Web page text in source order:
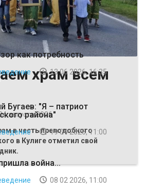
храм всем
августа 2026
в честь преподобного
в Кулиге отметил свой
как потребность
13 06 2026, 16:35
Бугаев: "Я – патриот
района"
19 04 2026, 11:00
война...
08 02 2026, 11:00